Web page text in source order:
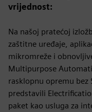
vrijednost:
Na našoj pratećoj
zaštitne uređaje,
mikromreže i
Multipurpose
rasklopnu opremu bez
predstavili
paket kao usluga za